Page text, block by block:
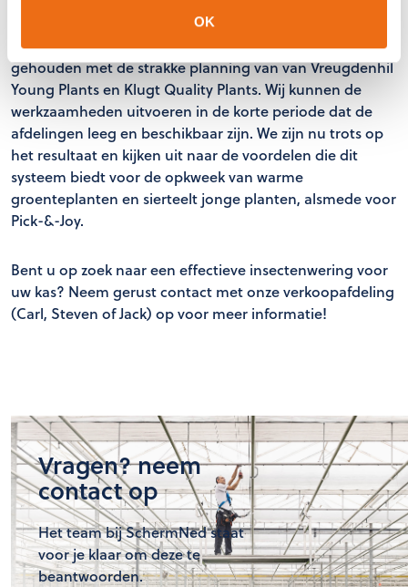
OK
van buitenaf het grootst is. Bij de montage, welke
uitgevoerd wordt met hoogwerkers, is rekening
gehouden met de strakke planning van van Vreugdenhil
Young Plants en Klugt Quality Plants. Wij kunnen de
werkzaamheden uitvoeren in de korte periode dat de
afdelingen leeg en beschikbaar zijn. We zijn nu trots op
het resultaat en kijken uit naar de voordelen die dit
systeem biedt voor de opkweek van warme
groenteplanten en sierteelt jonge planten, alsmede voor
Pick-&-Joy.
Bent u op zoek naar een effectieve insectenwering voor
uw kas? Neem gerust contact met onze verkoopafdeling
(Carl, Steven of Jack) op voor meer informatie!
Vragen? neem
contact op
Het team bij SchermNed staat
voor je klaar om deze te
beantwoorden.